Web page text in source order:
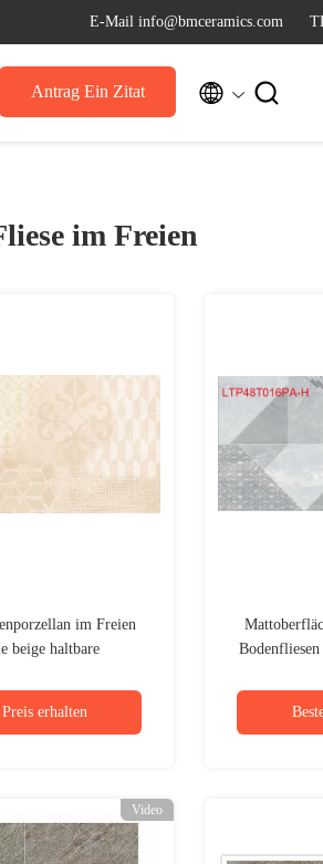
E-Mail info@bmceramics.com
Antrag Ein Zitat  
im Freien
im Freien
beige haltbare
erhalten
Video